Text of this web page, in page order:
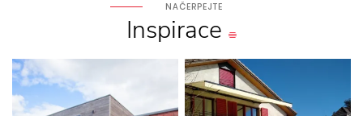
NAČERPEJTE
Inspirace